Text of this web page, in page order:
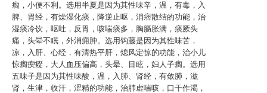
癎，小便不利。选用半夏是因为其性味辛，温，有毒，入
脾、胃经，有燥湿化痰，降逆止呕，消痞散结的功能，治
湿痰冷饮，呕吐，反胃，咳喘痰多，胸膈胀满，痰厥头
痛，头晕不眠，外消痈肿。选用钩藤是因为其性味苦，
凉，入肝、心经，有清热平肝，熄风定惊的功能，治小儿
惊癎瘈瘲，大人血压偏高，头晕、目眩，妇人子癎。选用
五味子是因为其性味酸，温，入肺、肾经，有敛肺，滋
肾，生津，收汗，涩精的功能，治肺虚喘咳，口干作渴，